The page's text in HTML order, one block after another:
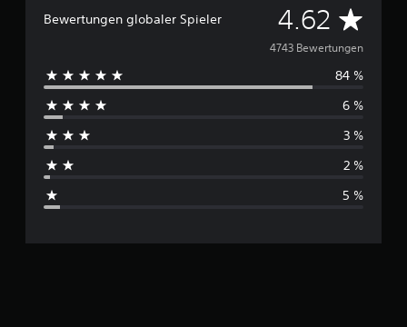
Bewertungen globaler Spieler 4.62 D
u
r
h
4743 Bewertungen
84 %
6 %
3 %
2 %
5 %